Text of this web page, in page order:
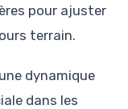
pour ajuster
terrain.
dynamique
dans les